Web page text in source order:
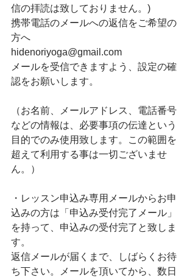
信の拝読は致しておりません。)
携帯電話のメールへの返信をご希望の
方へ
hidenoriyoga@gmail.com
メールを受信できますよう、設定の確
認をお願いします。
（お名前、メールアドレス、電話番号
などの情報は、必要事項の伝達という
目的でのみ使用致します。この範囲を
超えて利用する事は一切ございませ
ん。）
・レッスン申込み専用メールからお申
込みの方は「申込み受付完了メール」
を持って、申込みの受付完了と致しま
す。
返信メールが届くまで、しばらくお待
ち下さい。メールを頂いてから、数日